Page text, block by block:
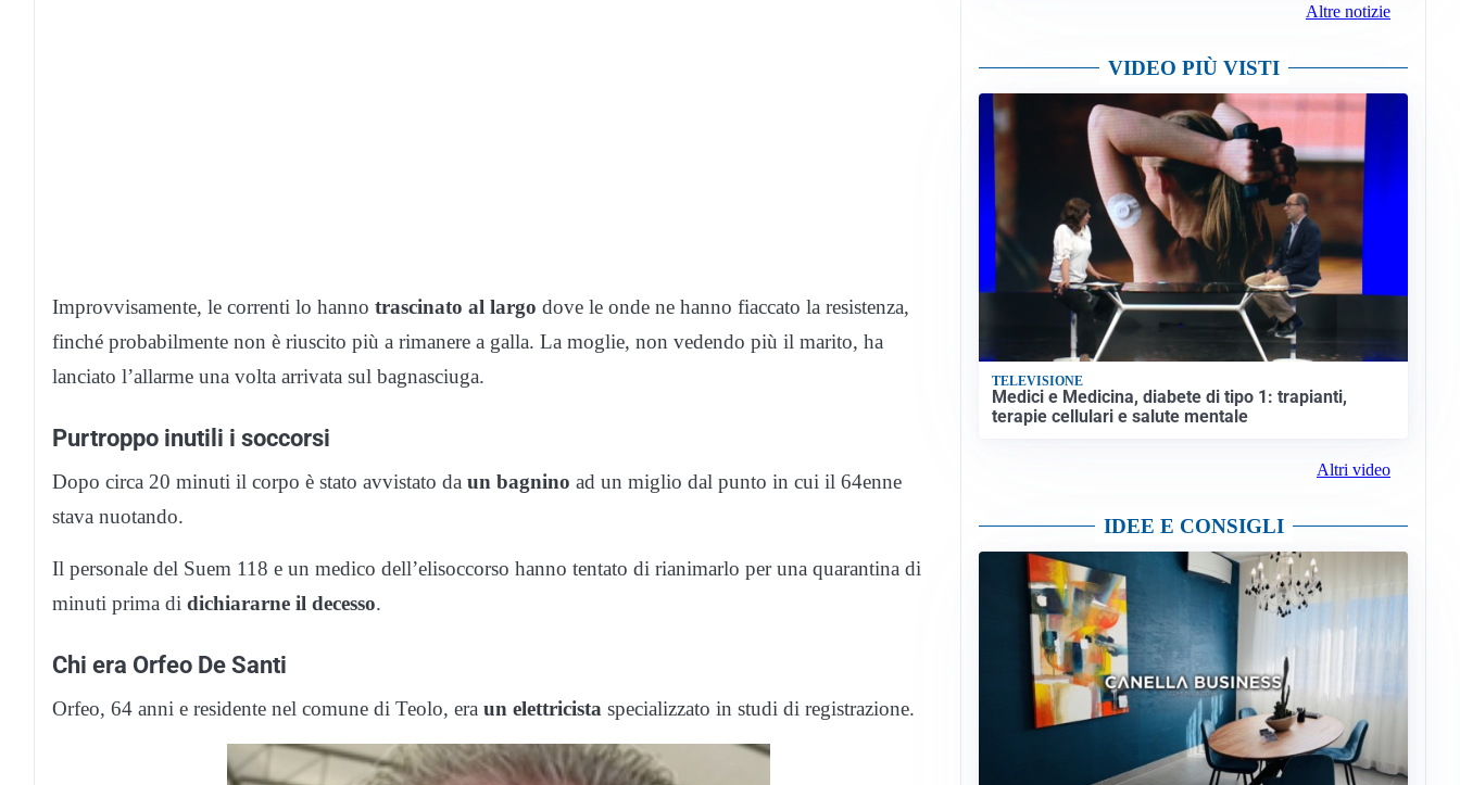
Improvvisamente, le correnti lo hanno trascinato al largo dove le onde ne hanno fiaccato la resistenza,
finché probabilmente non è riuscito più a rimanere a galla. La moglie, non vedendo più il marito, ha
lanciato l’allarme una volta arrivata sul bagnasciuga.
Purtroppo inutili i soccorsi
Dopo circa 20 minuti il corpo è stato avvistato da un bagnino ad un miglio dal punto in cui il 64enne
stava nuotando.
Il personale del Suem 118 e un medico dell’elisoccorso hanno tentato di rianimarlo per una quarantina di
minuti prima di dichiararne il decesso.
Chi era Orfeo De Santi
Orfeo, 64 anni e residente nel comune di Teolo, era un elettricista specializzato in studi di registrazione.
Altre notizie
VIDEO PIÙ VISTI
TELEVISIONE
Medici e Medicina, diabete di tipo 1: trapianti,
terapie cellulari e salute mentale
Altri video
IDEE E CONSIGLI